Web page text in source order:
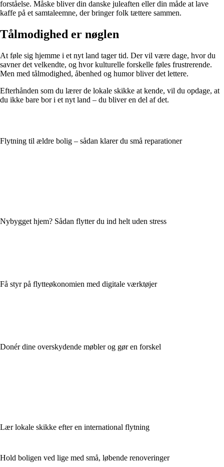
forståelse. Måske bliver din danske juleaften eller din måde at lave
kaffe på et samtaleemne, der bringer folk tættere sammen.
Tålmodighed er nøglen
At føle sig hjemme i et nyt land tager tid. Der vil være dage, hvor du
savner det velkendte, og hvor kulturelle forskelle føles frustrerende.
Men med tålmodighed, åbenhed og humor bliver det lettere.
Efterhånden som du lærer de lokale skikke at kende, vil du opdage, at
du ikke bare bor i et nyt land – du bliver en del af det.
Flytning til ældre bolig – sådan klarer du små reparationer
Nybygget hjem? Sådan flytter du ind helt uden stress
Få styr på flytteøkonomien med digitale værktøjer
Donér dine overskydende møbler og gør en forskel
Lær lokale skikke efter en international flytning
Hold boligen ved lige med små, løbende renoveringer